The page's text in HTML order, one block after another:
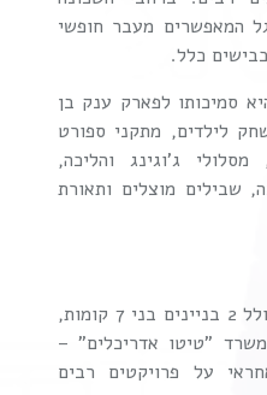
המאפשרים מעבר חופשי
כלל.
סמיכותו לפארק ענק בן
לילדים, מתקני ספורט
מסלולי ג'וגינג והליכה,
שבילים מוצלים ותאורת
שלב ג' בפרויקט בוטניקה כולל 2 בניינים בני 7 קומות,
"טיטו אדריכלים" –
על פרויקטים רבים